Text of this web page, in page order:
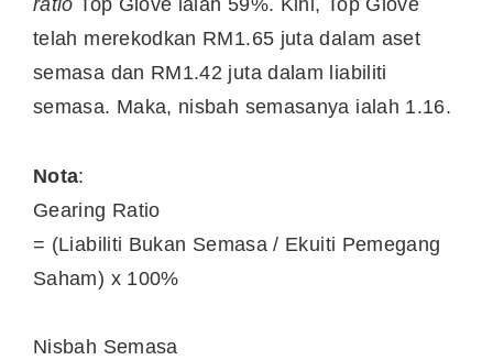
ratioTop Glove ialah 59%. Kini, Top Glove
telah merekodkan RM1.65 juta dalam aset
semasa dan RM1.42 juta dalam liabiliti
semasa. Maka, nisbah semasanya ialah 1.16.
Nota:
Gearing Ratio
= (Liabiliti Bukan Semasa / Ekuiti Pemegang
Saham) x 100%
Nisbah Semasa